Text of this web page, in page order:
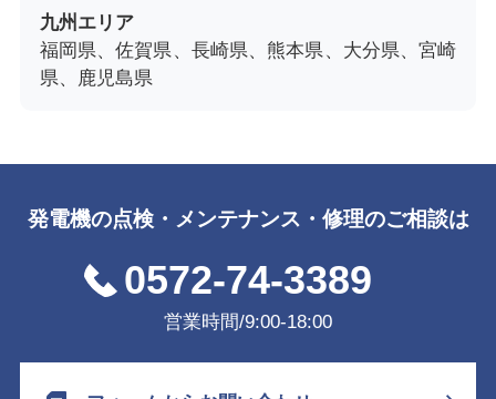
九州エリア
福岡県、佐賀県、長崎県、熊本県、大分県、宮崎
県、鹿児島県
発電機の点検・メンテナンス・修理のご相談は
0572-74-3389
営業時間/9:00-18:00